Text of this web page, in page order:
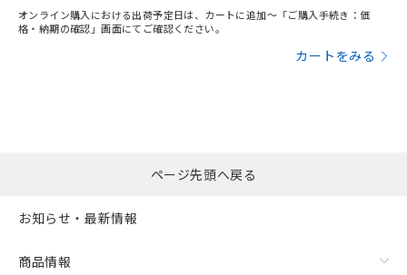
オンライン購入における出荷予定日は、カートに追加～「ご購入手続き：価
格・納期の確認」画面にてご確認ください。
カートをみる
ページ先頭へ戻る
お知らせ・最新情報
商品情報